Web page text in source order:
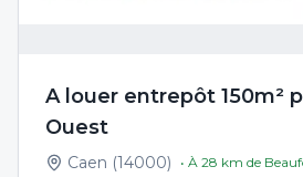
A louer entrepôt 150m²
Ouest
Caen (14000) • À 28 km de